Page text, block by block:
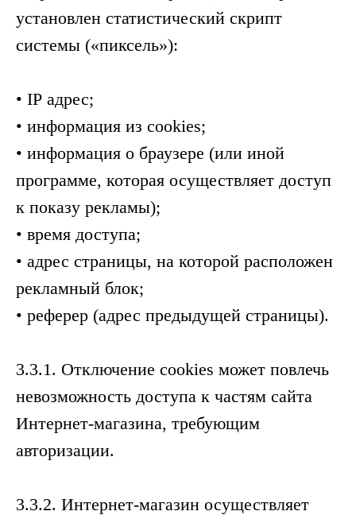
установлен статистический скрипт
системы («пиксель»):
• IP адрес;
• информация из cookies;
• информация о браузере (или иной
программе, которая осуществляет доступ
к показу рекламы);
• время доступа;
• адрес страницы, на которой расположен
рекламный блок;
• реферер (адрес предыдущей страницы).
3.3.1. Отключение cookies может повлечь
невозможность доступа к частям сайта
Интернет-магазина, требующим
авторизации.
3.3.2. Интернет-магазин осуществляет